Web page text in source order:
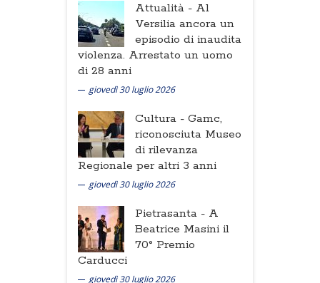
Attualità - Al
Versilia ancora un
episodio di inaudita
violenza. Arrestato un uomo
di 28 anni
giovedì 30 luglio 2026
Cultura - Gamc,
riconosciuta Museo
di rilevanza
Regionale per altri 3 anni
giovedì 30 luglio 2026
Pietrasanta - A
Beatrice Masini il
70° Premio
Carducci
giovedì 30 luglio 2026